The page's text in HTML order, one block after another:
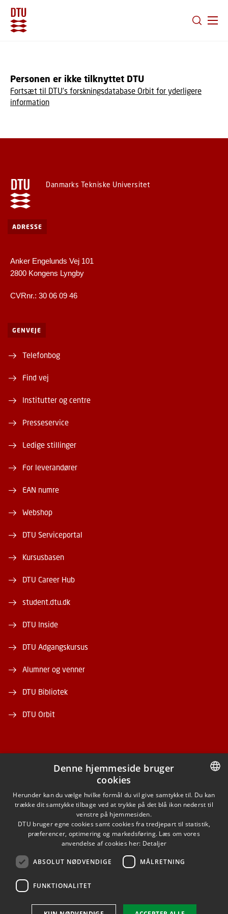
Personen er ikke tilknyttet DTU
Fortsæt til DTU's forskningsdatabase Orbit for yderligere
information
Danmarks Tekniske Universitet
ADRESSE
Anker Engelunds Vej 101
2800 Kongens Lyngby
CVRnr.: 30 06 09 46
GENVEJE
Telefonbog
Find vej
Institutter og centre
Presseservice
Ledige stillinger
For leverandører
EAN numre
Webshop
DTU Serviceportal
Kursusbasen
DTU Career Hub
student.dtu.dk
DTU Inside
DTU Adgangskursus
Alumner og venner
DTU Bibliotek
DTU Orbit
FACEBOOK
INSTAGRAM
LINKEDIN
YOUTUBE
DANISH
ENGLISH
Denne hjemmeside bruger
cookies
Herunder kan du vælge hvilke formål du vil give samtykke til. Du kan
trække dit samtykke tilbage ved at trykke på det blå ikon nederst til
venstre på hjemmesiden.
DTU bruger egne cookies samt cookies fra tredjepart til statistik,
præferencer, optimering og markedsføring. Læs om vores
anvendelse af cookies her: Detaljer
ABSOLUT NØDVENDIGE MÅLRETNING
FUNKTIONALITET